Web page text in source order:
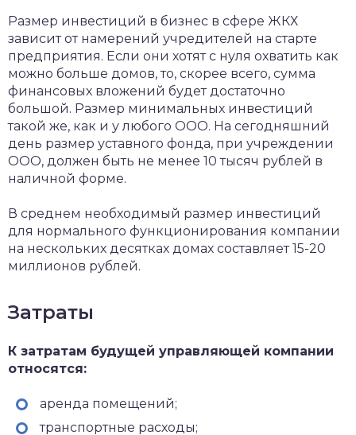
Размер инвестиций в бизнес в сфере ЖКХ
зависит от намерений учредителей на старте
предприятия. Если они хотят с нуля охватить как
можно больше домов, то, скорее всего, сумма
финансовых вложений будет достаточно
большой. Размер минимальных инвестиций
такой же, как и у любого ООО. На сегодняшний
день размер уставного фонда, при учреждении
ООО, должен быть не менее 10 тысяч рублей в
наличной форме.
В среднем необходимый размер инвестиций
для нормального функционирования компании
на нескольких десятках домах составляет 15-20
миллионов рублей.
Затраты
К затратам будущей управляющей компании
относятся:
аренда помещений;
транспортные расходы;